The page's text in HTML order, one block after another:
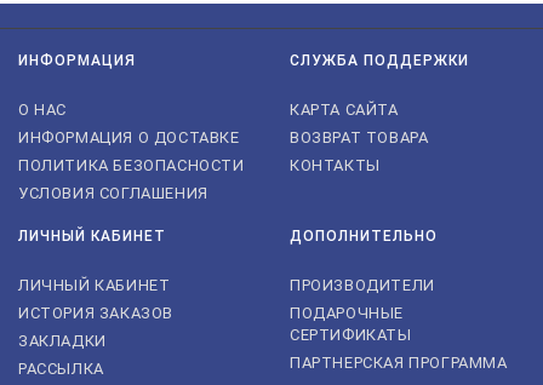
ИНФОРМАЦИЯ
О НАС
ИНФОРМАЦИЯ О ДОСТАВКЕ
ПОЛИТИКА БЕЗОПАСНОСТИ
УСЛОВИЯ СОГЛАШЕНИЯ
СЛУЖБА ПОДДЕРЖКИ
КАРТА САЙТА
ВОЗВРАТ ТОВАРА
КОНТАКТЫ
ЛИЧНЫЙ КАБИНЕТ
ЛИЧНЫЙ КАБИНЕТ
ИСТОРИЯ ЗАКАЗОВ
ЗАКЛАДКИ
РАССЫЛКА
ДОПОЛНИТЕЛЬНО
ПРОИЗВОДИТЕЛИ
ПОДАРОЧНЫЕ
СЕРТИФИКАТЫ
ПАРТНЕРСКАЯ ПРОГРАММА